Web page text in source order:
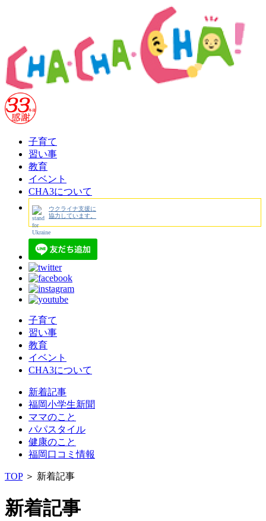
子育て
習い事
教育
イベント
CHA3について
ウクライナ支援に
協力しています。
子育て
習い事
教育
イベント
CHA3について
新着記事
福岡小学生新聞
ママのこと
パパスタイル
健康のこと
福岡口コミ情報
TOP＞ 新着記事
新着記事